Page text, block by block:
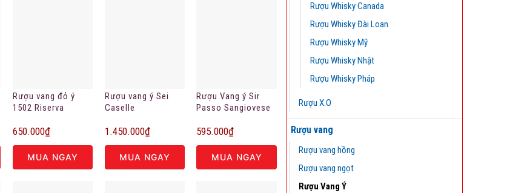
Rượu Whisky Canada
Rượu Whisky Đài Loan
Rượu Whisky Mỹ
Rượu Whisky Nhật
Rượu Whisky Pháp
Rượu X.O
Rượu vang
Rượu vang hồng
Rượu vang ngọt
Rượu Vang Ý
Rượu vang đỏ ý
1502 Riserva
650.000₫
MUA NGAY
Rượu vang ý Sei
Caselle
1.450.000₫
MUA NGAY
Rượu Vang ý Sir
Passo Sangiovese
595.000₫
MUA NGAY